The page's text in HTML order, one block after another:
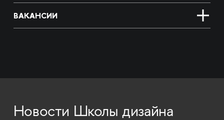
ВАКАНСИИ
Новости Школы дизайна